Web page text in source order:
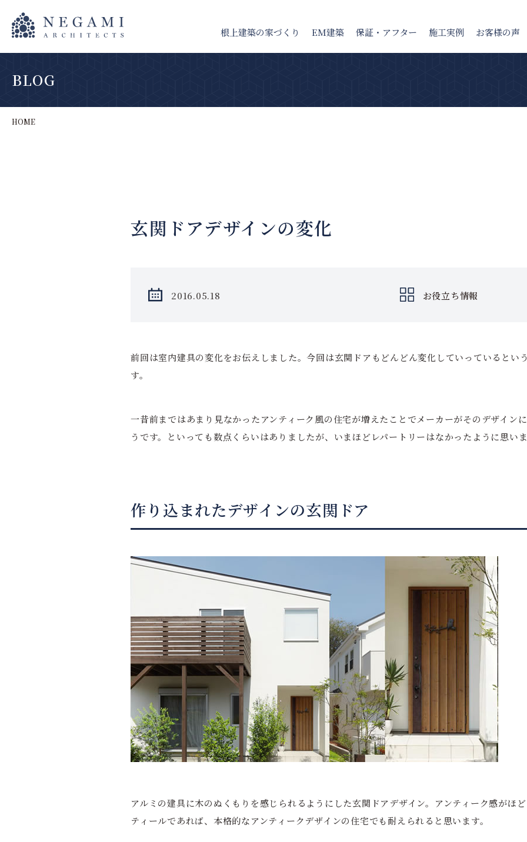
根上建築の家づくり EM建築 保証・アフター 施工実例 お客様の声
BLOG
HOME
玄関ドアデザインの変化
2016.05.18 お役立ち情報
前回は室内建具の変化をお伝えしました。今回は玄関ドアもどんどん変化していっているとい
す。
一昔前まではあまり見なかったアンティーク風の住宅が増えたことでメーカーがそのデザイン
うです。といっても数点くらいはありましたが、いまほどレパートリーはなかったように思いま
作り込まれたデザインの玄関ドア
アルミの建具に木のぬくもりを感じられるようにした玄関ドアデザイン。アンティーク感がほ
ティールであれば、本格的なアンティークデザインの住宅でも耐えられると思います。